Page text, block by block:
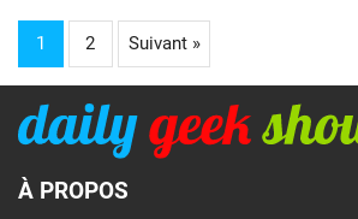
1 2 Suivant »
À PROPOS